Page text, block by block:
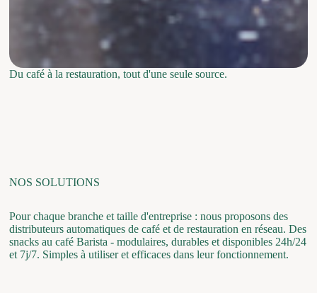
Du café à la restauration, tout d'une seule source.
NOS SOLUTIONS
Pour chaque branche et taille d'entreprise : nous proposons des
distributeurs automatiques de café et de restauration en réseau. Des
snacks au café Barista - modulaires, durables et disponibles 24h/24
et 7j/7. Simples à utiliser et efficaces dans leur fonctionnement.